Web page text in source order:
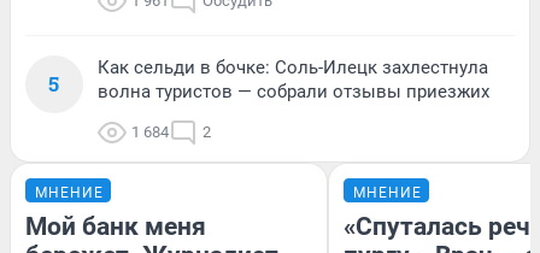
5
Как сельди в бочке: Соль-Илецк захлестнула
волна туристов — собрали отзывы приезжих
1 684 2
МНЕНИЕ
Мой банк меня
МНЕНИЕ
«Спуталась